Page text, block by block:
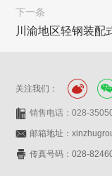
下一条
川渝地区轻钢装配
关注我们：
销售电话：028-
邮箱地址：
传真号码：028-